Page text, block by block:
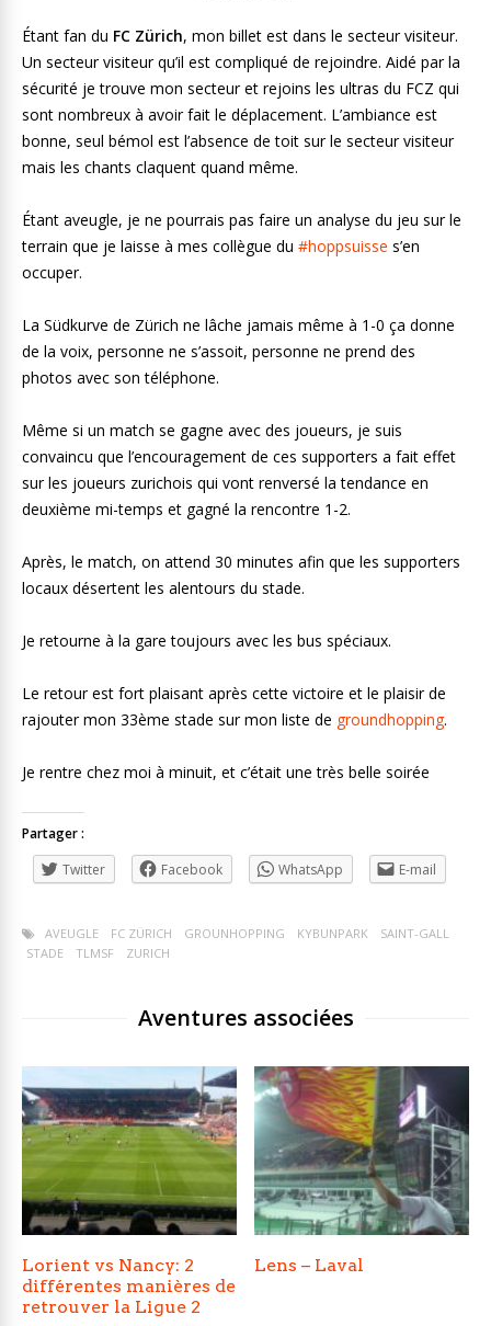
Étant fan du FC Zürich, mon billet est dans le secteur visiteur.
Un secteur visiteur qu’il est compliqué de rejoindre. Aidé par la
sécurité je trouve mon secteur et rejoins les ultras du FCZ qui
sont nombreux à avoir fait le déplacement. L’ambiance est
bonne, seul bémol est l’absence de toit sur le secteur visiteur
mais les chants claquent quand même.
Étant aveugle, je ne pourrais pas faire un analyse du jeu sur le
terrain que je laisse à mes collègue du #hoppsuisse s’en
occuper.
La Südkurve de Zürich ne lâche jamais même à 1-0 ça donne
de la voix, personne ne s’assoit, personne ne prend des
photos avec son téléphone.
Même si un match se gagne avec des joueurs, je suis
convaincu que l’encouragement de ces supporters a fait effet
sur les joueurs zurichois qui vont renversé la tendance en
deuxième mi-temps et gagné la rencontre 1-2.
Après, le match, on attend 30 minutes afin que les supporters
locaux désertent les alentours du stade.
Je retourne à la gare toujours avec les bus spéciaux.
Le retour est fort plaisant après cette victoire et le plaisir de
rajouter mon 33ème stade sur mon liste de groundhopping.
Je rentre chez moi à minuit, et c’était une très belle soirée
Partager :
Twitter
Facebook WhatsApp E-mail
AVEUGLE FC ZÜRICH GROUNHOPPING KYBUNPARK
SAINT-GALL
STADE
TLMSF ZURICH
Aventures associées
Lorient vs Nancy: 2
différentes manières de
retrouver la Ligue 2
Lens – Laval